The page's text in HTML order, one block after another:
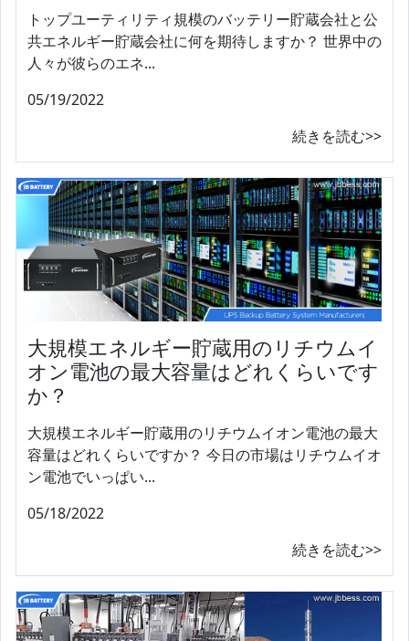
トップユーティリティ規模のバッテリー貯蔵会社と公
共エネルギー貯蔵会社に何を期待しますか？ 世界中の
人々が彼らのエネ...
05/19/2022
続きを読む>>
大規模エネルギー貯蔵用のリチウムイ
オン電池の最大容量はどれくらいです
か？
大規模エネルギー貯蔵用のリチウムイオン電池の最大
容量はどれくらいですか？ 今日の市場はリチウムイオ
ン電池でいっぱい...
05/18/2022
続きを読む>>